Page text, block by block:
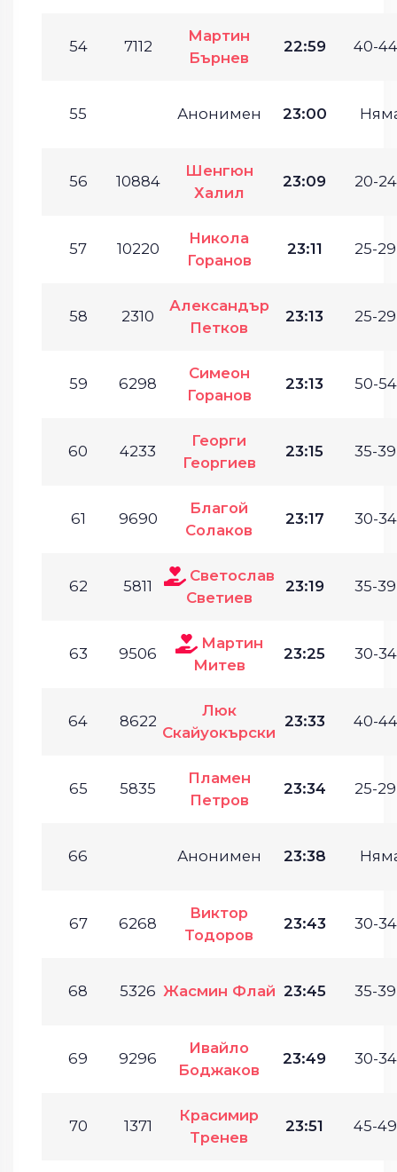
54 7112
Мартин
Бърнев
22:59 40-
55 Анонимен 23:00
56 10884
Шенгюн
Халил
23:09 20-
57 10220
Никола
Горанов
23:11 25-
58 2310
Александър
Петков
23:13 25-
59 6298
Симеон
Горанов
23:13 50-
60 4233
Георги
Георгиев
23:15 35-
61 9690
Благой
Солаков
23:17 30-
62 5811
Светослав
Светиев
23:19 35-
63 9506
Мартин
Митев
23:25 30-
64 8622
Люк
Скайуокърски
23:33 40-
65 5835
Пламен
Петров
23:34 25-
66 Анонимен 23:38
67 6268
Виктор
Тодоров
23:43 30-
68 5326 Жасмин Флай 23:45 35-
69 9296
Ивайло
Боджаков
23:49 30-
70 1371
Красимир
Тренев
23:51 45-